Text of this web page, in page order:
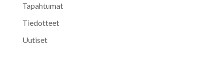
Tapahtumat
Tiedotteet
Uutiset